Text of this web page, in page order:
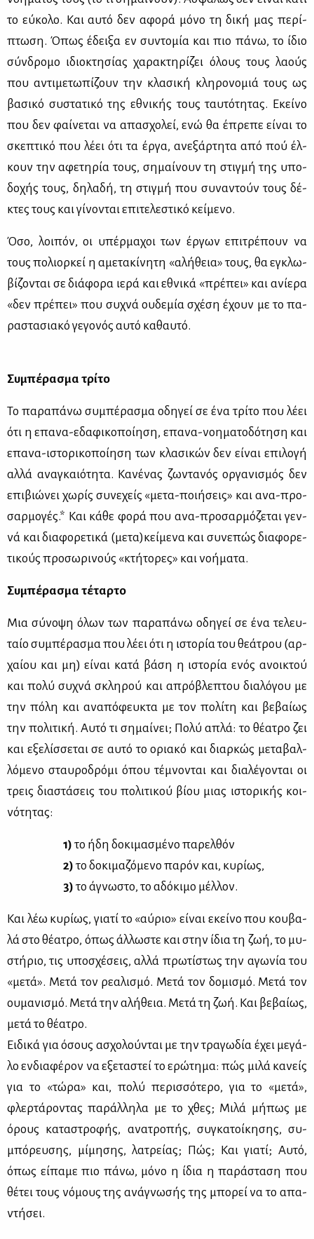
το εύ­κο­λο. Και αυ­τό δεν αφο­ρά μό­νο τη δι­κή μας πε­ρί­
πτω­ση. Όπως έδει­ξα εν συ­ντο­μία και πιο πά­νω, το ίδιο
σύν­δρο­μο ιδιο­κτη­σί­ας χα­ρα­κτη­ρί­ζει όλους τους λα­ούς
που αντι­με­τω­πί­ζουν την κλα­σι­κή κλη­ρο­νο­μιά τους ως
βα­σι­κό συ­στα­τι­κό της εθνι­κής τους ταυ­τό­τη­τας. Εκεί­νο
που δεν φαί­νε­ται να απα­σχο­λεί, ενώ θα έπρε­πε εί­ναι το
σκε­πτι­κό που λέ­ει ότι τα έρ­γα, ανε­ξάρ­τη­τα από πού έλ­
κουν την αφε­τη­ρία τους, ση­μαί­νουν τη στιγ­μή της υπο­
δο­χής τους, δη­λα­δή, τη στιγ­μή που συ­να­ντούν τους δέ­
κτες τους και γί­νο­νται επι­τε­λε­στι­κό κεί­με­νο.
Όσο, λοι­πόν, οι υπέρ­μα­χοι των έρ­γων επι­τρέ­πουν να
τους πο­λιορ­κεί η αμε­τα­κί­νη­τη «αλή­θεια» τους, θα εγκλω­
βί­ζο­νται σε διά­φο­ρα ιε­ρά και εθνι­κά «πρέ­πει» και ανί­ε­ρα
«δεν πρέ­πει» που συ­χνά ου­δε­μία σχέ­ση έχουν με το πα­
ρα­στα­σια­κό γε­γο­νός αυ­τό κα­θαυ­τό.
Συ­μπέ­ρα­σμα τρί­το
Το πα­ρα­πά­νω συ­μπέ­ρα­σμα οδη­γεί σε ένα τρί­το που λέ­ει
ότι η επα­να-εδα­φι­κο­ποί­η­ση, επα­να-νοη­μα­το­δό­τη­ση και
επα­να-ιστο­ρι­κο­ποί­η­ση των κλα­σι­κών δεν εί­ναι επι­λο­γή
αλ­λά ανα­γκαιό­τη­τα. Κα­νέ­νας ζω­ντα­νός ορ­γα­νι­σμός δεν
επι­βιώ­νει χω­ρίς συ­νε­χείς «με­τα-ποι­ή­σεις» και ανα-προ­
σαρ­μο­γές.* Και κά­θε φο­ρά που ανα-προ­σαρ­μό­ζε­ται γεν­
νά και δια­φο­ρε­τι­κά (με­τα)κεί­με­να και συ­νε­πώς δια­φο­ρε­
τι­κούς προ­σω­ρι­νούς «κτή­το­ρες» και νο­ή­μα­τα.
Συ­μπέ­ρα­σμα τέ­ταρ­το
Μια σύ­νο­ψη όλων των πα­ρα­πά­νω οδη­γεί σε ένα τε­λευ­
ταίο συ­μπέ­ρα­σμα που λέ­ει ότι η ιστο­ρία του θε­ά­τρου (αρ­
χαί­ου και μη) εί­ναι κα­τά βά­ση η ιστο­ρία ενός ανοι­κτού
και πο­λύ συ­χνά σκλη­ρού και απρό­βλε­πτου δια­λό­γου με
την πό­λη και ανα­πό­φευ­κτα με τον πο­λί­τη και βε­βαί­ως
την πο­λι­τι­κή. Αυ­τό τι ση­μαί­νει; Πο­λύ απλά: το θέ­α­τρο ζει
και εξε­λίσ­σε­ται σε αυ­τό το ορια­κό και διαρ­κώς με­τα­βαλ­
λό­με­νο σταυ­ρο­δρό­μι όπου τέ­μνο­νται και δια­λέ­γο­νται οι
τρεις δια­στά­σεις του πο­λι­τι­κού βί­ου μιας ιστο­ρι­κής κοι­
νό­τη­τας:
1) το ήδη δο­κι­μα­σμέ­νο πα­ρελ­θόν
2) το δο­κι­μα­ζό­με­νο πα­ρόν και, κυ­ρί­ως,
3) το άγνω­στο, το αδό­κι­μο μέλ­λον.
Και λέω κυ­ρί­ως, για­τί το «αύ­ριο» εί­ναι εκεί­νο που κου­βα­
λά στο θέ­α­τρο, όπως άλ­λω­στε και στην ίδια τη ζωή, το μυ­
στή­ριο, τις υπο­σχέ­σεις, αλ­λά πρω­τί­στως την αγω­νία του
«με­τά». Με­τά τον ρε­α­λι­σμό. Με­τά τον δο­μι­σμό. Με­τά τον
ου­μα­νι­σμό. Με­τά την αλή­θεια. Με­τά τη ζωή. Και βε­βαί­ως,
με­τά το θέ­α­τρο.
Ει­δι­κά για όσους ασχο­λού­νται με την τρα­γω­δία έχει με­γά­
λο εν­δια­φέ­ρον να εξε­τα­στεί το ερώ­τη­μα: πώς μι­λά κα­νείς
για το «τώ­ρα» και, πο­λύ πε­ρισ­σό­τε­ρο, για το «με­τά»,
φλερ­τά­ρο­ντας πα­ράλ­λη­λα με το χθες; Μι­λά μή­πως με
όρους κα­τα­στρο­φής, ανα­τρο­πής, συ­γκα­τοί­κη­σης, συ­
μπό­ρευ­σης, μί­μη­σης, λα­τρεί­ας; Πώς; Και για­τί; Αυ­τό,
όπως εί­πα­με πιο πά­νω, μό­νο η ίδια η πα­ρά­στα­ση που
θέ­τει τους νό­μους της ανά­γνω­σής της μπο­ρεί να το απα­
ντή­σει.